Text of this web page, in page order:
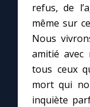
refus, de
même sur
Nous
amitié avec
tous ceux
mort qui
inquiète